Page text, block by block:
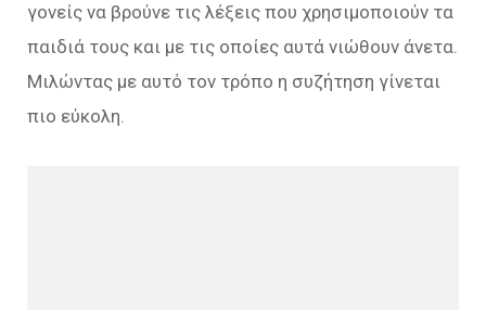
γονείς να βρούνε τις λέξεις που χρησιμοποιούν τα
παιδιά τους και με τις οποίες αυτά νιώθουν άνετα.
Μιλώντας με αυτό τον τρόπο η συζήτηση γίνεται
πιο εύκολη.